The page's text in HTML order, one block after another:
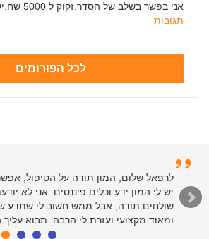
אני בפשר בשלב של הסדר.זקוק ל 5000 שח.יש לי סיכוי...
תגובות
לכל הפורומים
לרפאל שלום, המון תודה על הטיפול,
יש לי המון ידע וכלים פיננסים. אני לא
שולחים תודה, אבל ממש חשוב לי שתדע
ומאוד מקצועי ועזרת לי הרבה. תבוא